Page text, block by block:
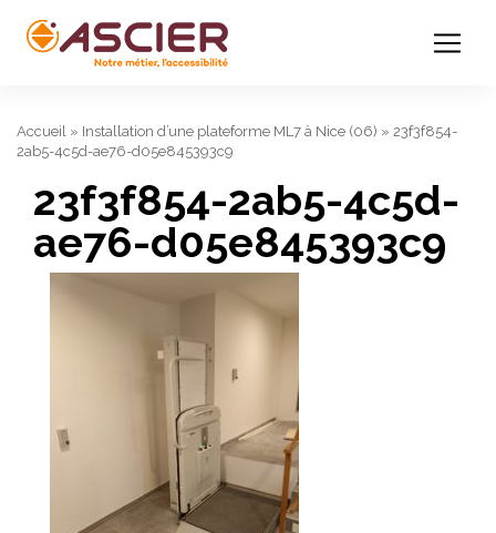
Accueil » Installation d’une plateforme ML7 à Nice (06) » 23f3f854-
2ab5-4c5d-ae76-d05e845393c9
23f3f854-2ab5-4c5d-
ae76-d05e845393c9